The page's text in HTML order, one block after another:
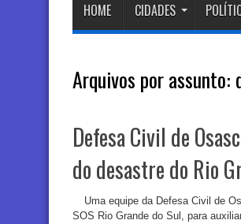
HOME CIDADES
Arquivos por assunto:
Defesa Civil de
do desastre do Rio
Uma equipe da Defesa Civil de
SOS Rio Grande do Sul, para